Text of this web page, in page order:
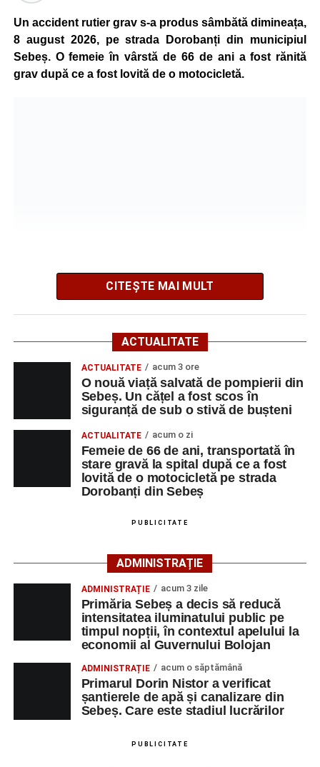
Urmărește-ne pe Google News
Ultimele știri din Sebeș
Un accident rutier grav s-a produs sâmbătă dimineața,
8 august 2026, pe strada Dorobanți din municipiul
Sebeș. O femeie în vârstă de 66 de ani a fost rănită
grav după ce a fost lovită de o motocicletă.
Potrivit informațiilor transmise de polițiști, în jurul orei
09:39, Poliția Municipiului Sebeș a fost sesizată, prin
SNUAU 112, cu privire la producerea unui eveniment
rutier soldat cu victime.
La fața locului s-au deplasat polițiștii rutieri, care au
stabilit că un bărbat de 53 de ani, din Sebeș, conducea o
motocicletă pe direcția Daia Română – Sebeș. Acesta ar
fi surprins și accidentat o femeie de 66 de ani, din Sebeș,
care traversa strada printr-un loc nepermis.
În urma impactului, femeia a suferit leziuni corporale
Motociclistul a fost testat cu aparatul etilotest, rezultatul
fiind negativ.
Polițiștii continuă cercetările pentru stabilirea tuturor
împrejurărilor în care s-a produs accidentul, în cadrul unui
dosar penal întocmit pentru săvârșirea infracțiunii de
vătămare corporală din culpă.
CITEȘTE MAI MULT
ACTUALITATE
ACTUALITATE acum 3 ore
O nouă viață salvată de pompierii din
Sebeș. Un cățel a fost scos în
siguranță de sub o stivă de bușteni
ACTUALITATE acum o zi
Femeie de 66 de ani, transportată în
stare gravă la spital după ce a fost
lovită de o motocicletă pe strada
Dorobanți din Sebeș
PUBLICITATE
ADMINISTRAȚIE
ADMINISTRAȚIE acum 3 zile
Primăria Sebeș a decis să reducă
intensitatea iluminatului public pe
timpul nopții, în contextul apelului la
economii al Guvernului Bolojan
ADMINISTRAȚIE acum o săptămână
Primarul Dorin Nistor a verificat
șantierele de apă și canalizare din
Sebeș. Care este stadiul lucrărilor
PUBLICITATE